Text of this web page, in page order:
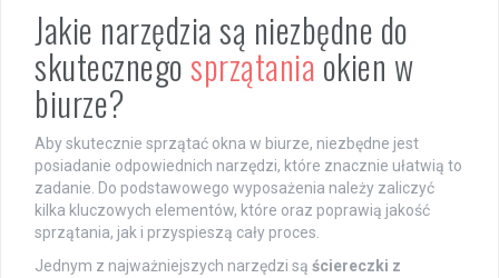
Jakie narzędzia są niezbędne do
skutecznegosprzątaniaokien w
biurze?
Aby skutecznie sprzątać okna w biurze, niezbędne jest
posiadanie odpowiednich narzędzi, które znacznie ułatwią to
zadanie. Do podstawowego wyposażenia należy zaliczyć
kilka kluczowych elementów, które oraz poprawią jakość
sprzątania, jak i przyspieszą cały proces.
Jednym z najważniejszych narzędzi są ściereczki z